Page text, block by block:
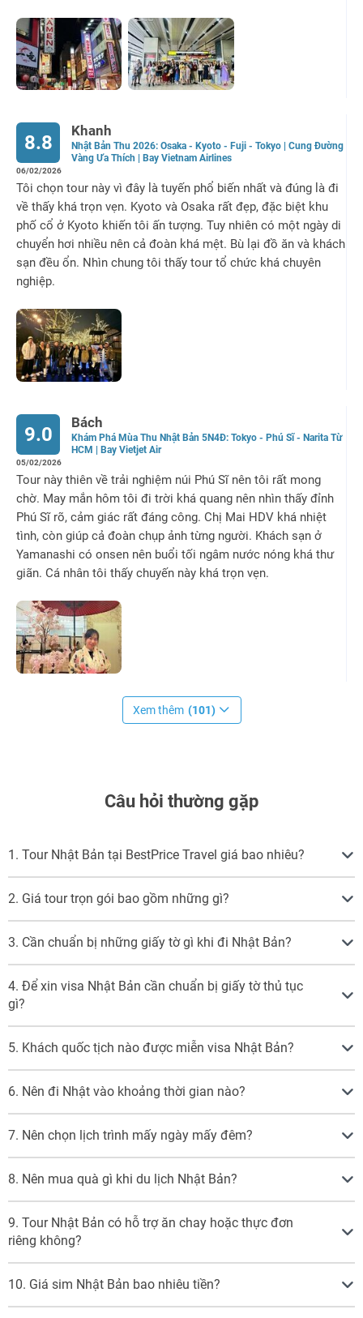
Khanh
Nhật Bản Thu 2026: Osaka - Kyoto - Fuji - Tokyo | Cung Đường
Vàng Ưa Thích | Bay Vietnam Airlines
8.8
06/02/2026
Tôi chọn tour này vì đây là tuyến phổ biến nhất và đúng là đi
về thấy khá trọn vẹn. Kyoto và Osaka rất đẹp, đặc biệt khu
phố cổ ở Kyoto khiến tôi ấn tượng. Tuy nhiên có một ngày di
chuyển hơi nhiều nên cả đoàn khá mệt. Bù lại đồ ăn và khách
sạn đều ổn. Nhìn chung tôi thấy tour tổ chức khá chuyên
nghiệp.
Bách
Khám Phá Mùa Thu Nhật Bản 5N4Đ: Tokyo - Phú Sĩ - Narita Từ
HCM | Bay Vietjet Air
9.0
05/02/2026
Tour này thiên về trải nghiệm núi Phú Sĩ nên tôi rất mong
chờ. May mắn hôm tôi đi trời khá quang nên nhìn thấy đỉnh
Phú Sĩ rõ, cảm giác rất đáng công. Chị Mai HDV khá nhiệt
tình, còn giúp cả đoàn chụp ảnh từng người. Khách sạn ở
Yamanashi có onsen nên buổi tối ngâm nước nóng khá thư
giãn. Cá nhân tôi thấy chuyến này khá trọn vẹn.
Xem thêm (101)
Câu hỏi thường gặp
1. Tour Nhật Bản tại BestPrice Travel giá bao nhiêu?
2. Giá tour trọn gói bao gồm những gì?
3. Cần chuẩn bị những giấy tờ gì khi đi Nhật Bản?
4. Để xin visa Nhật Bản cần chuẩn bị giấy tờ thủ tục
gì?
5. Khách quốc tịch nào được miễn visa Nhật Bản?
6. Nên đi Nhật vào khoảng thời gian nào?
7. Nên chọn lịch trình mấy ngày mấy đêm?
8. Nên mua quà gì khi du lịch Nhật Bản?
9. Tour Nhật Bản có hỗ trợ ăn chay hoặc thực đơn
riêng không?
10. Giá sim Nhật Bản bao nhiêu tiền?